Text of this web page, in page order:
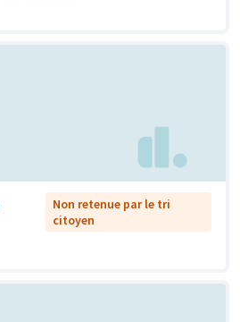
Non retenue par le tri
citoyen